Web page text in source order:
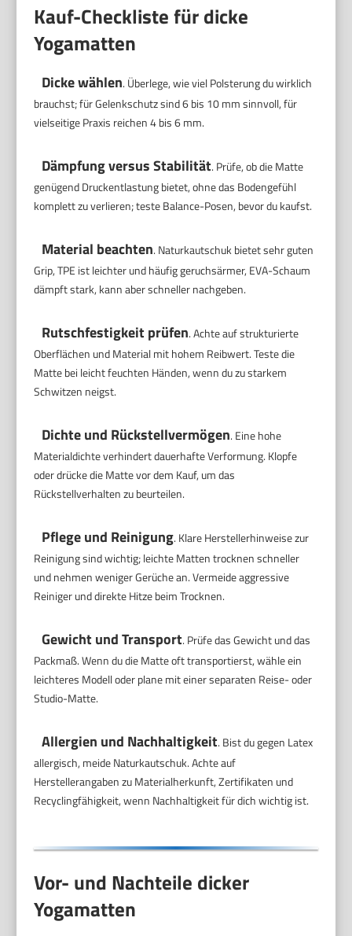
Kauf-Checkliste für dicke
Yogamatten
Dicke wählen. Überlege, wie viel Polsterung du wirklich
brauchst; für Gelenkschutz sind 6 bis 10 mm sinnvoll, für
vielseitige Praxis reichen 4 bis 6 mm.
Dämpfung versus Stabilität. Prüfe, ob die Matte
genügend Druckentlastung bietet, ohne das Bodengefühl
komplett zu verlieren; teste Balance-Posen, bevor du kaufst.
Material beachten. Naturkautschuk bietet sehr guten
Grip, TPE ist leichter und häufig geruchsärmer, EVA-Schaum
dämpft stark, kann aber schneller nachgeben.
Rutschfestigkeit prüfen. Achte auf strukturierte
Oberflächen und Material mit hohem Reibwert. Teste die
Matte bei leicht feuchten Händen, wenn du zu starkem
Schwitzen neigst.
Dichte und Rückstellvermögen. Eine hohe
Materialdichte verhindert dauerhafte Verformung. Klopfe
oder drücke die Matte vor dem Kauf, um das
Rückstellverhalten zu beurteilen.
Pflege und Reinigung. Klare Herstellerhinweise zur
Reinigung sind wichtig; leichte Matten trocknen schneller
und nehmen weniger Gerüche an. Vermeide aggressive
Reiniger und direkte Hitze beim Trocknen.
Gewicht und Transport. Prüfe das Gewicht und das
Packmaß. Wenn du die Matte oft transportierst, wähle ein
leichteres Modell oder plane mit einer separaten Reise- oder
Studio-Matte.
Allergien und Nachhaltigkeit. Bist du gegen Latex
allergisch, meide Naturkautschuk. Achte auf
Herstellerangaben zu Materialherkunft, Zertifikaten und
Recyclingfähigkeit, wenn Nachhaltigkeit für dich wichtig ist.
Vor- und Nachteile dicker
Yogamatten